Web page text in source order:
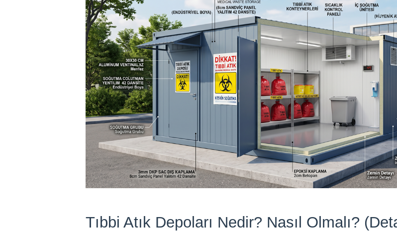
Tıbbi Atık Depoları Nedir? Nasıl Olmalı?